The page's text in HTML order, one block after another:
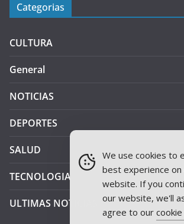
Categorias
CULTURA
General
NOTICIAS
DEPORTES
SALUD
TECNOLOGIA
ULTIMAS NOTICIAS
We use cookies to
best experience on
website. If you
our website, we'll
agree to our